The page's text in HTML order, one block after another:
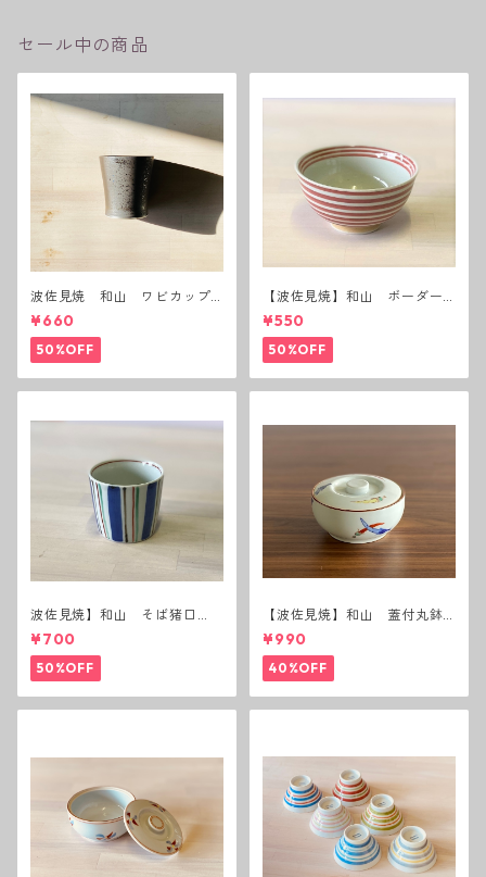
セール中の商品
波佐見焼 和山 ワビカップ
黒錆 3種(アウトレット）
¥660
50%OFF
【波佐見焼】和山 ボーダー
茶碗 赤
¥550
50%OFF
波佐見焼】和山 そば猪口
（十草）
¥700
50%OFF
【波佐見焼】和山 蓋付丸鉢
(唐辛子)
¥990
40%OFF